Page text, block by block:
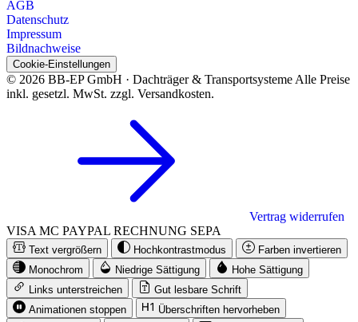
AGB
Datenschutz
Impressum
Bildnachweise
Cookie-Einstellungen
© 2026 BB-EP GmbH · Dachträger & Transportsysteme Alle Preise
inkl. gesetzl. MwSt. zzgl. Versandkosten.
Vertrag widerrufen
VISA MC PAYPAL RECHNUNG SEPA
Text vergrößern Hochkontrastmodus
Farben invertieren
Monochrom
Niedrige Sättigung
Hohe Sättigung
Links unterstreichen
Gut lesbare Schrift
Animationen stoppen
Überschriften hervorheben